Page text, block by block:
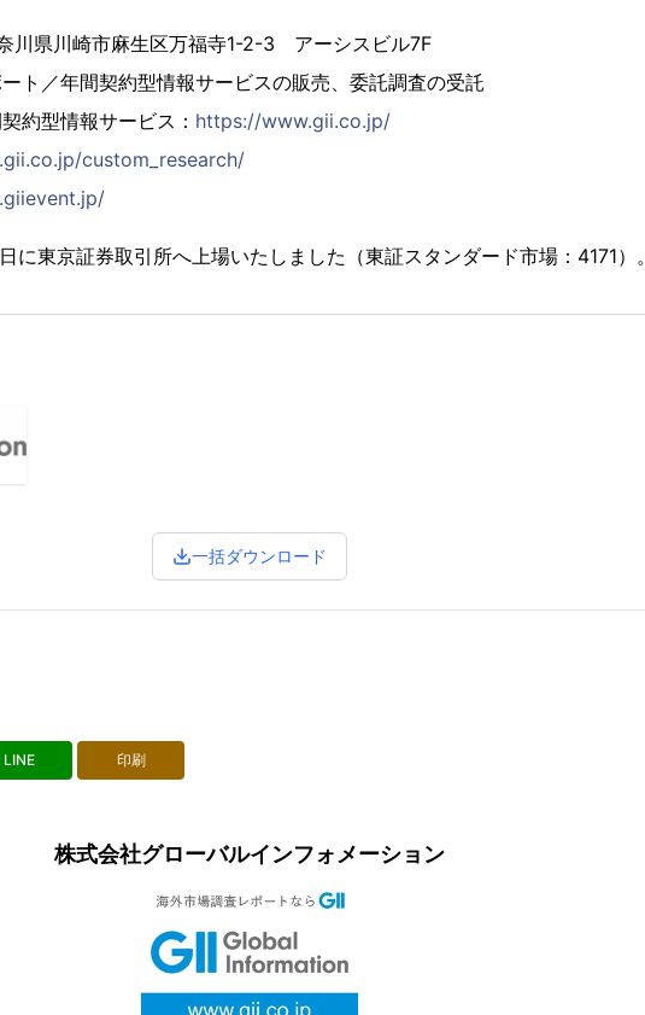
県川崎市麻生区万福寺1-2-3 アーシスビル7F
ト／年間契約型情報サービスの販売、委託調査の受託
約型情報サービス： https://www.gii.co.jp/
custom_research/
に東京証券取引所へ上場いたしました（東証スタンダード市場：4171）。
一括ダウンロード
LINE 印刷
株式会社グローバルインフォメーション